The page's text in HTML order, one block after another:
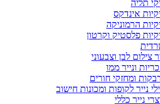
תליה
אינדקס
הרמוניקה
פלסטיק וקרטון
צילום לבן וצבעוני
ונייר ממו
ומחזקי חורים
נייר לקופות ומכונות חישוב
נייר כללי